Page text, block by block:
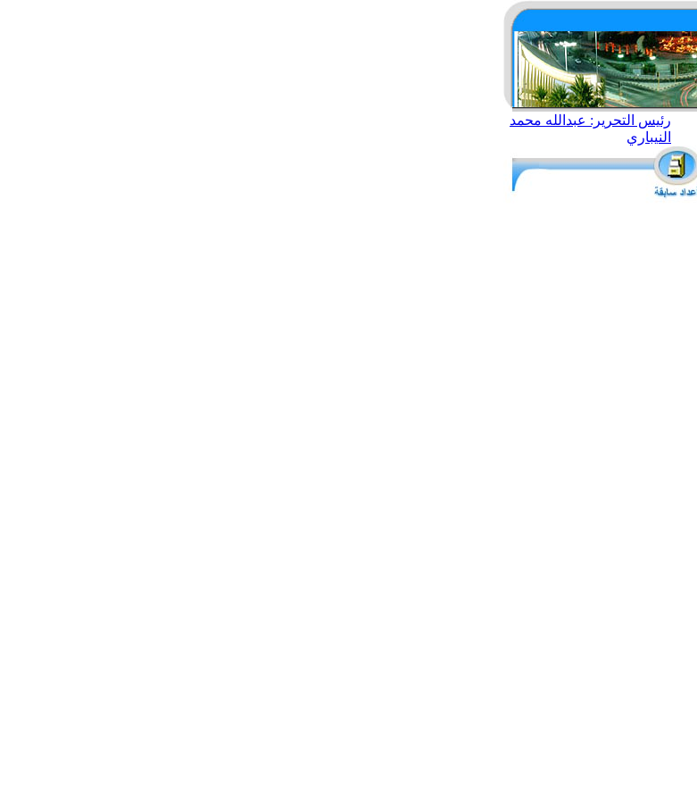
رئيس التحرير: عبدالله محمد
النيباري